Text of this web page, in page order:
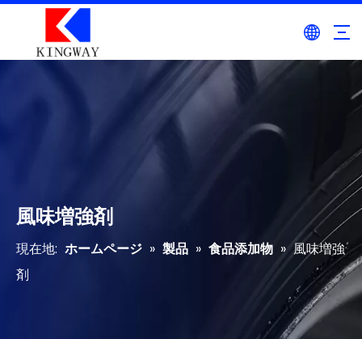
風味増強剤
現在地: ホームページ » 製品 » 食品添加物 » 風味増強
剤